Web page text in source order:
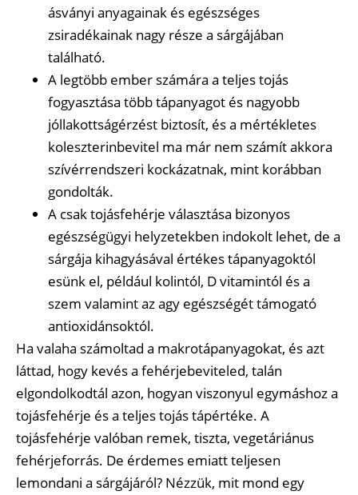
ásványi anyagainak és egészséges
zsiradékainak nagy része a sárgájában
található.
A legtöbb ember számára a teljes tojás
fogyasztása több tápanyagot és nagyobb
jóllakottságérzést biztosít, és a mértékletes
koleszterinbevitel ma már nem számít akkora
szívérrendszeri kockázatnak, mint korábban
gondolták.
A csak tojásfehérje választása bizonyos
egészségügyi helyzetekben indokolt lehet, de a
sárgája kihagyásával értékes tápanyagoktól
esünk el, például kolintól, D vitamintól és a
szem valamint az agy egészségét támogató
antioxidánsoktól.
Ha valaha számoltad a makrotápanyagokat, és azt
láttad, hogy kevés a fehérjebeviteled, talán
elgondolkodtál azon, hogyan viszonyul egymáshoz a
tojásfehérje és a teljes tojás tápértéke. A
tojásfehérje valóban remek, tiszta, vegetáriánus
fehérjeforrás. De érdemes emiatt teljesen
lemondani a sárgájáról? Nézzük, mit mond egy